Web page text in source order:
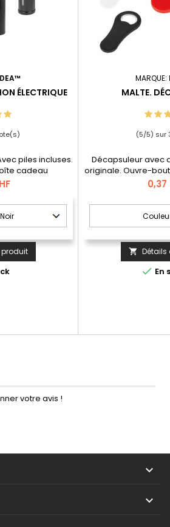
ÉLECTRIQUE
piles incluses.
cadeau
MARQUE:
MALTE.
(5/5) sur
Décapsuleur avec
originale. Ouvre-
une largePrix
0,37
 Détails
 En
votre avis !

